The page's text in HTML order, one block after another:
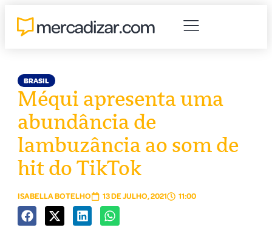
BRASIL
Méqui apresenta uma
abundância de
lambuzância ao som de
hit do TikTok
ISABELLA BOTELHO 13 DE JULHO, 2021 11:00